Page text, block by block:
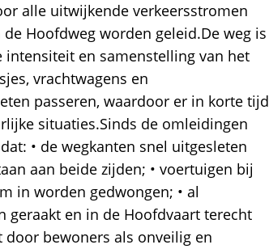
alle uitwijkende verkeersstromen
Hoofdweg worden geleid.De weg is
en samenstelling van het
vrachtwagens en
passeren, waardoor er in korte tijd
situaties.Sinds de omleidingen
• de wegkanten snel uitgesleten
aan beide zijden; • voertuigen bij
in worden gedwongen; • al
geraakt en in de Hoofdvaart terecht
bewoners als onveilig en